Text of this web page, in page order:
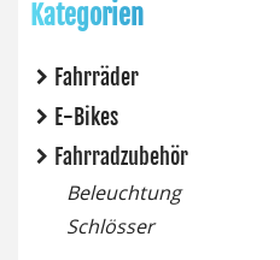
Kategorien
Fahrräder
E-Bikes
Fahrradzubehör
Beleuchtung
Schlösser